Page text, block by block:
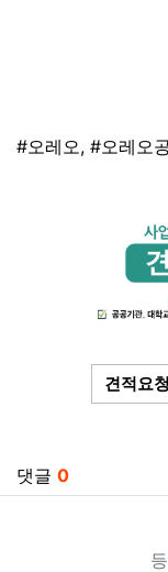
태그
#오레오, #오레오
견적요
댓글 0